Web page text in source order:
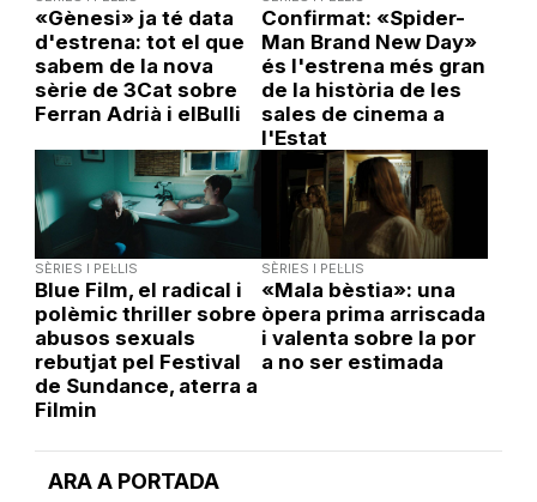
ARA A PORTADA
«Gènesi» ja té data
d'estrena: tot el que
sabem de la nova
sèrie de 3Cat sobre
Ferran Adrià i elBulli
Confirmat: «Spider-
Man Brand New Day»
és l'estrena més gran
de la història de les
sales de cinema a
l'Estat
SÈRIES I PEL·LIS
Blue Film, el radical i
polèmic thriller sobre
abusos sexuals
rebutjat pel Festival
de Sundance, aterra a
Filmin
SÈRIES I PEL·LIS
«Mala bèstia»: una
òpera prima arriscada
i valenta sobre la por
a no ser estimada